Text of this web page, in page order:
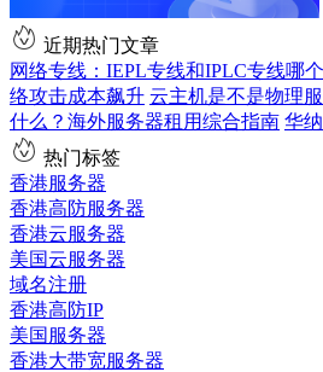
近期热门文章
网络专线：IEPL专线和IPLC专线哪
络攻击成本飙升 云主机是不是物理
什么？海外服务器租用综合指南 华
热门标签
香港服务器
香港高防服务器
香港云服务器
美国云服务器
域名注册
香港高防IP
美国服务器
香港大带宽服务器